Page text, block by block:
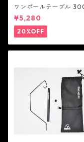
ワンポールテーブル
lmont
¥5,280
20%OFF